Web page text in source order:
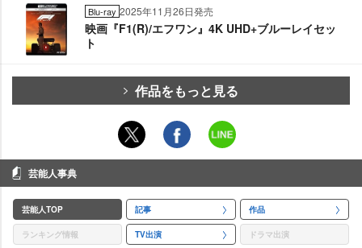
Blu-ray 2025年11月26日発売
映画『F1(R)/エフワン』4K UHD+ブルーレイセッ
ト
作品をもっと見る
芸能人事典
芸能人TOP 記事 作品
ランキング情報 TV出演 ドラマ出演